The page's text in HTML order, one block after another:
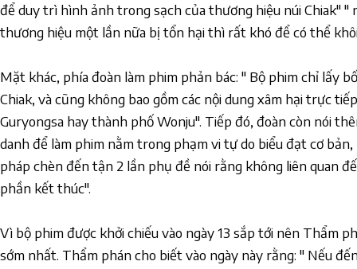
để duy trì hình ảnh trong sạch của thương hiệu núi Chiak" "
thương hiệu một lần nữa bị tổn hại thì rất khó để có thể
Mặt khác, phía đoàn làm phim phản bác: " Bộ phim chỉ lấy
Chiak, và cũng không bao gồm các nội dung xâm hại trực
Guryongsa hay thành phố Wonju". Tiếp đó, đoàn còn nói
danh để làm phim nằm trong phạm vi tự do biểu đạt cơ
pháp chèn đến tận 2 lần phụ đề nói rằng không liên quan
phần kết thúc".
Vì bộ phim được khởi chiếu vào ngày 13 sắp tới nên Thẩm
sớm nhất. Thẩm phán cho biết vào ngày này rằng: " Nếu